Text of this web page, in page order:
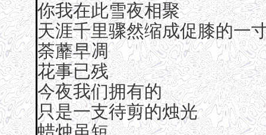
你我在此雪夜相聚
天涯千里骤然缩成促膝的一
荼蘼早凋
花事已残
今夜我们拥有的
只是一支待剪的烛光